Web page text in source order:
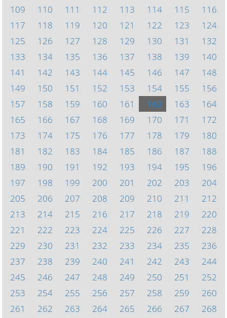
109
110 111 112 113 114 115
116
117
118 119 120 121 122 123
124
125
126 127 128 129 130 131
132
133
134 135 136 137 138 139
140
141
142 143 144 145 146 147
148
149
150 151 152 153 154 155
156
157
158 159 160 161 162 163
164
165
166 167 168 169 170 171
172
173
174 175 176 177 178 179
180
181
182 183 184 185 186 187
188
189
190 191 192 193 194 195
196
197
198 199 200 201 202 203
204
205
206 207 208 209 210 211
212
213
214 215 216 217 218 219
220
221
222 223 224 225 226 227
228
229
230 231 232 233 234 235
236
237
238 239 240 241 242 243
244
245
246 247 248 249 250 251
252
253
254 255 256 257 258 259
260
261
262 263 264 265 266 267
268